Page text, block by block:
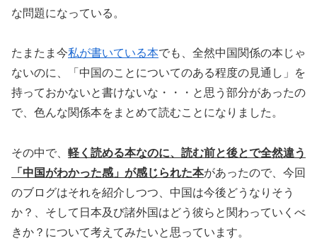
な問題になっている。
たまたま今私が書いている本でも、全然中国関係の本じゃ
ないのに、「中国のことについてのある程度の見通し」を
持っておかないと書けないな・・・と思う部分があったの
で、色んな関係本をまとめて読むことになりました。
その中で、 軽く読める本なのに、読む前と後とで全然違う
「中国がわかった感」が感じられた本があったので、今回
のブログはそれを紹介しつつ、中国は今後どうなりそう
か？、そして日本及び諸外国はどう彼らと関わっていくべ
きか？について考えてみたいと思っています。